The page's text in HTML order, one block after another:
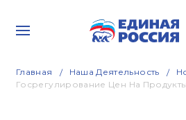
Главная Наша Деятельность
Госрегулирование Цен На